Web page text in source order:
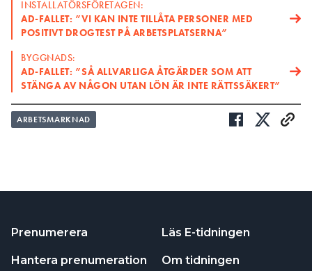
INSTALLATÖRSFÖRETAGEN:
AD-FALLET: ”VI KAN INTE TILLÅTA PERSONER MED
POSITIVT DROGTEST PÅ ARBETSPLATSERNA”
BYGGNADS:
AD-FALLET: ”SÅ ALLVARLIGA ÅTGÄRDER SOM ATT
STÄNGA AV NÅGON UTAN LÖN ÄR INTE RÄTTSSÄKERT”
ARBETSMARKNAD
Prenumerera
Hantera prenumeration
Läs E-tidningen
Om tidningen